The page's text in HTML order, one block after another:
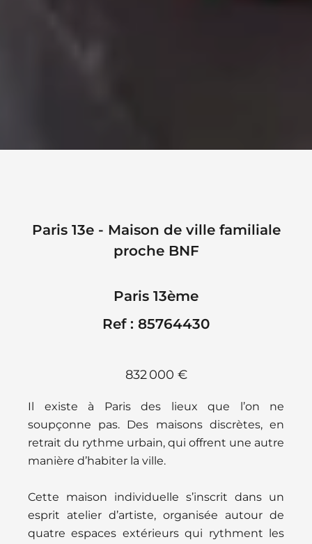
Paris 13e - Maison de ville familiale
proche BNF
Paris 13ème
Ref : 85764430
832 000 €
Il existe à Paris des lieux que l’on ne
soupçonne pas. Des maisons discrètes, en
retrait du rythme urbain, qui offrent une autre
manière d’habiter la ville.
Cette maison individuelle s’inscrit dans un
esprit atelier d’artiste, organisée autour de
quatre espaces extérieurs qui rythment les